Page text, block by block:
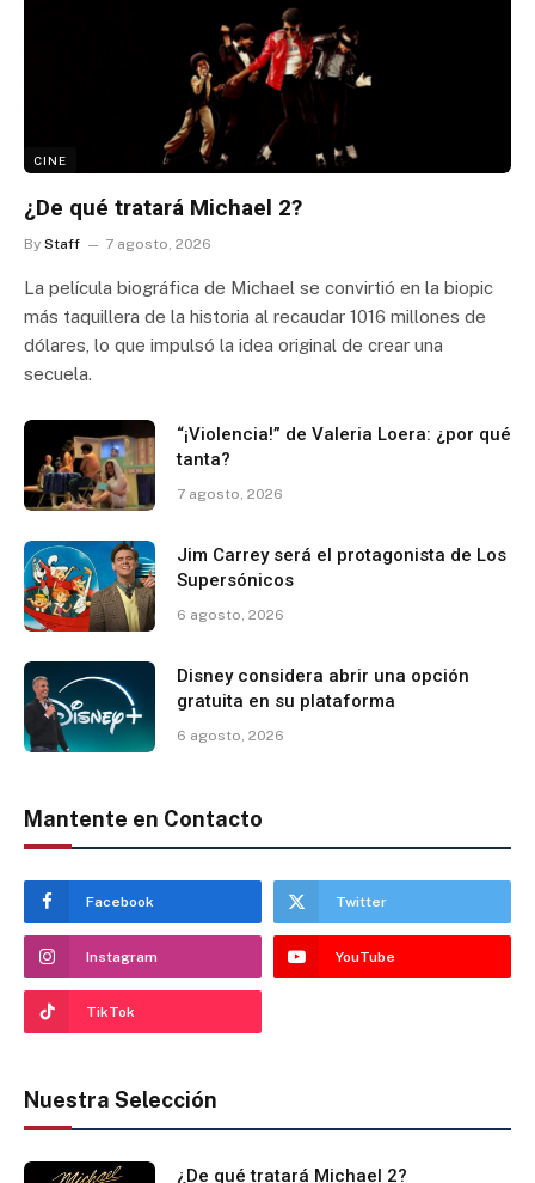
CINE
¿De qué tratará Michael 2?
By Staff 7 agosto, 2026
La película biográfica de Michael se convirtió en la biopic
más taquillera de la historia al recaudar 1016 millones de
dólares, lo que impulsó la idea original de crear una
secuela.
“¡Violencia!” de Valeria Loera: ¿por qué
tanta?
7 agosto, 2026
Jim Carrey será el protagonista de Los
Supersónicos
6 agosto, 2026
Disney considera abrir una opción
gratuita en su plataforma
6 agosto, 2026
Mantente en Contacto
Facebook Twitter
Instagram YouTube
TikTok
Nuestra Selección
¿De qué tratará Michael 2?